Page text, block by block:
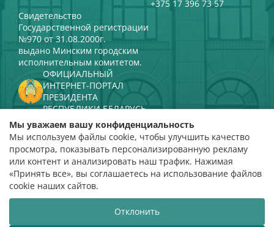
+375 17 396 73 57
Свидетельство
Государственной регистрации
№970 от 31.08.2000г.
выдано Минским городским
исполнительным комитетом.
ОФИЦИАЛЬНЫЙ
ИНТЕРНЕТ-ПОРТАЛ
ПРЕЗИДЕНТА
РЕСПУБЛИКИ БЕЛАРУСЬ
МИНИСТЕРСТВО КУЛЬТУРЫ
РЕСПУБЛИКИ БЕЛАРУСЬ
ПОРТАЛ
РЕЙТИНГОВОЙ ОЦЕНКИ
оценка 4,9
на основании 112 отзывов
Разработка сайтаВТОП3
Мы уважаем вашу конфиденциальность
Мы используем файлы cookie, чтобы улучшить качество
просмотра, показывать персонализированную рекламу
или контент и анализировать наш трафик. Нажимая
«Принять все», вы соглашаетесь на использование файлов
cookie наших сайтов.
Отклонить